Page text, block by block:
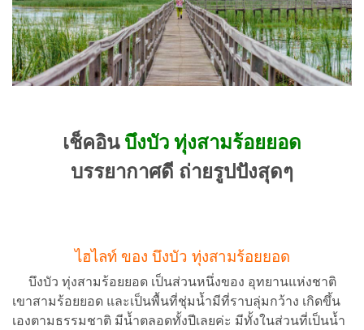
เช็คอิน บึงบัว ทุ่งสามร้อยยอด
บรรยากาศดี ถ่ายรูปปังสุดๆ
ไฮไลท์ ของ บึงบัว ทุ่งสามร้อยยอด
บึงบัว ทุ่งสามร้อยยอด เป็นส่วนหนึ่งของ อุทยานแห่งชาติ
เขาสามร้อยยอด และเป็นพื้นที่ชุ่มน้ำมีที่ราบลุ่มกว้าง เกิดขึ้น
เองตามธรรมชาติ มีน้ำตลอดทั้งปีเลยค่ะ มีทั้งในส่วนที่เป็นน้ำ